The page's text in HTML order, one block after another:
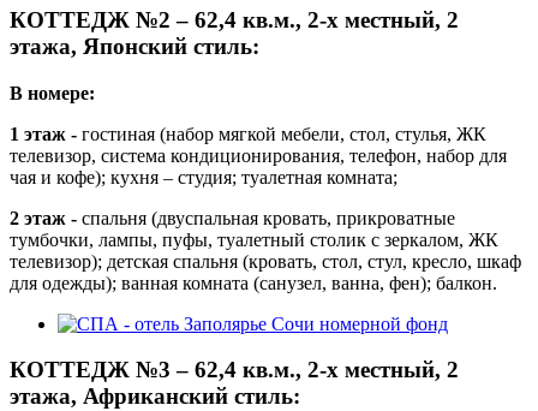
КОТТЕДЖ №2 – 62,4 кв.м., 2-х местный, 2
этажа, Японский стиль:
В номере:
1 этаж - гостиная (набор мягкой мебели, стол, стулья, ЖК
телевизор, система кондиционирования, телефон, набор для
чая и кофе); кухня – студия; туалетная комната;
2 этаж - спальня (двуспальная кровать, прикроватные
тумбочки, лампы, пуфы, туалетный столик с зеркалом, ЖК
телевизор); детская спальня (кровать, стол, стул, кресло, шкаф
для одежды); ванная комната (санузел, ванна, фен); балкон.
КОТТЕДЖ №3 – 62,4 кв.м., 2-х местный, 2
этажа, Африканский стиль: